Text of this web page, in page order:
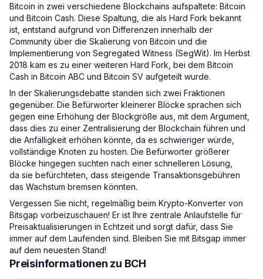
Bitcoin in zwei verschiedene Blockchains aufspaltete: Bitcoin
und Bitcoin Cash. Diese Spaltung, die als Hard Fork bekannt
ist, entstand aufgrund von Differenzen innerhalb der
Community über die Skalierung von Bitcoin und die
Implementierung von Segregated Witness (SegWit). Im Herbst
2018 kam es zu einer weiteren Hard Fork, bei dem Bitcoin
Cash in Bitcoin ABC und Bitcoin SV aufgeteilt wurde.
In der Skalierungsdebatte standen sich zwei Fraktionen
gegenüber. Die Befürworter kleinerer Blöcke sprachen sich
gegen eine Erhöhung der Blockgröße aus, mit dem Argument,
dass dies zu einer Zentralisierung der Blockchain führen und
die Anfälligkeit erhöhen könnte, da es schwieriger würde,
vollständige Knoten zu hosten. Die Befürworter größerer
Blöcke hingegen suchten nach einer schnelleren Lösung,
da sie befürchteten, dass steigende Transaktionsgebühren
das Wachstum bremsen könnten.
Vergessen Sie nicht, regelmäßig beim Krypto-Konverter von
Bitsgap vorbeizuschauen! Er ist Ihre zentrale Anlaufstelle für
Preisaktualisierungen in Echtzeit und sorgt dafür, dass Sie
immer auf dem Laufenden sind. Bleiben Sie mit Bitsgap immer
auf dem neuesten Stand!
Preisinformationen zu BCH